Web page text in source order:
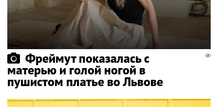
Фреймут показалась с
матерью и голой ногой в
пушистом платье во Львове